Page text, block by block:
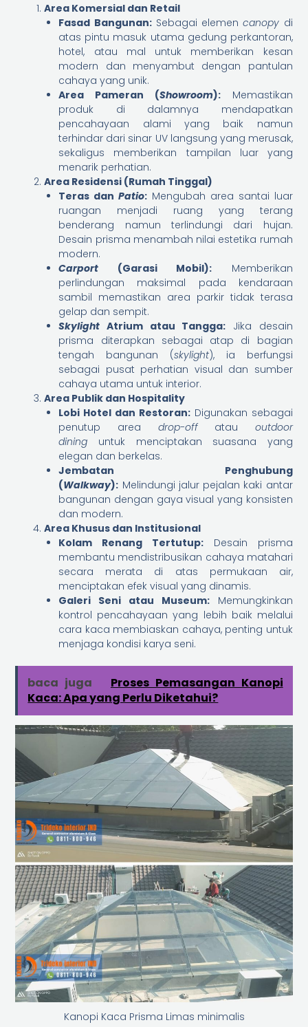
Area Komersial dan Retail
Fasad Bangunan:Sebagai elemencanopy di
atas pintu masuk utama gedung perkantoran,
hotel, atau mal untuk memberikan kesan
modern dan menyambut dengan pantulan
cahaya yang unik.
Area Pameran (Showroom):Memastikan
produk di dalamnya mendapatkan
pencahayaan alami yang baik namun
terhindar dari sinar UV langsung yang merusak,
sekaligus memberikan tampilan luar yang
menarik perhatian.
Area Residensi (Rumah Tinggal)
Teras danPatio: Mengubah area santai luar
ruangan menjadi ruang yang terang
benderang namun terlindungi dari hujan.
Desain prisma menambah nilai estetika rumah
modern.
Carport (Garasi Mobil): Memberikan
perlindungan maksimal pada kendaraan
sambil memastikan area parkir tidak terasa
gelap dan sempit.
Skylight Atrium atau Tangga: Jika desain
prisma diterapkan sebagai atap di bagian
tengah bangunan (skylight), ia berfungsi
sebagai pusat perhatian visual dan sumber
cahaya utama untuk interior.
Area Publik dan Hospitality
Lobi Hotel dan Restoran:Digunakan sebagai
penutup area drop-offatau outdoor
dining untuk menciptakan suasana yang
elegan dan berkelas.
Jembatan Penghubung
(Walkway): Melindungi jalur pejalan kaki antar
bangunan dengan gaya visual yang konsisten
dan modern.
Area Khusus dan Institusional
Kolam Renang Tertutup: Desain prisma
membantu mendistribusikan cahaya matahari
secara merata di atas permukaan air,
menciptakan efek visual yang dinamis.
Galeri Seni atau Museum:Memungkinkan
kontrol pencahayaan yang lebih baik melalui
cara kaca membiaskan cahaya, penting untuk
menjaga kondisi karya seni.
baca juga
Proses Pemasangan Kanopi
Kaca: Apa yang Perlu Diketahui?
Kanopi Kaca Prisma Limas minimalis